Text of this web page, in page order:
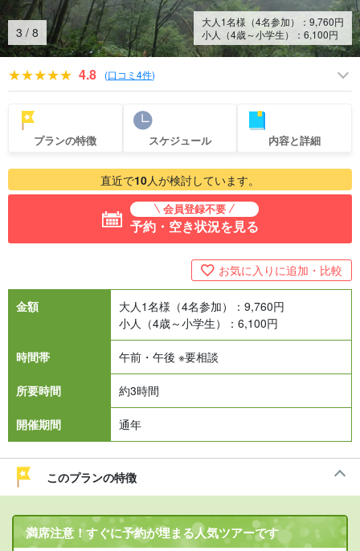
4 / 8
大人1名様（4名参加）： 9,760円
小人（4歳～小学生）： 6,100円
4.8 (口コミ4件)
プランの特徴 スケジュール 内容と詳細
直近で10人が検討しています。
会員登録不要
予約・空き状況を見る
お気に入りに追加・比較
金額 大人1名様（4名参加）： 9,760円
小人（4歳～小学生）： 6,100円
時間帯 午前・午後 ※要相談
所要時間 約3時間
開催期間 通年
このプランの特徴
満席注意！すぐに予約が埋まる人気ツアーです